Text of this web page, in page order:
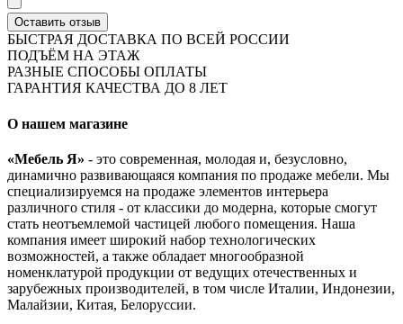
Оставить отзыв
БЫСТРАЯ ДОСТАВКА ПО ВСЕЙ РОССИИ
ПОДЪЁМ НА ЭТАЖ
РАЗНЫЕ СПОСОБЫ ОПЛАТЫ
ГАРАНТИЯ КАЧЕСТВА ДО 8 ЛЕТ
О нашем магазине
«Мебель Я» - это современная, молодая и, безусловно,
динамично развивающаяся компания по продаже мебели. Мы
специализируемся на продаже элементов интерьера
различного стиля - от классики до модерна, которые смогут
стать неотъемлемой частицей любого помещения. Наша
компания имеет широкий набор технологических
возможностей, а также обладает многообразной
номенклатурой продукции от ведущих отечественных и
зарубежных производителей, в том числе Италии, Индонезии,
Малайзии, Китая, Белоруссии.